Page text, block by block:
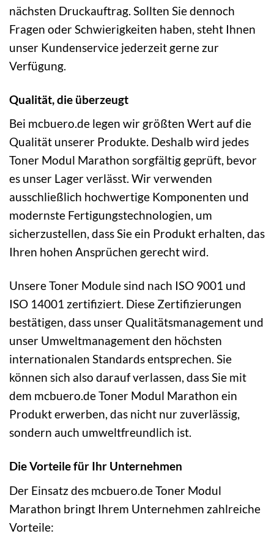
nächsten Druckauftrag. Sollten Sie dennoch
Fragen oder Schwierigkeiten haben, steht Ihnen
unser Kundenservice jederzeit gerne zur
Verfügung.
Qualität, die überzeugt
Bei mcbuero.de legen wir größten Wert auf die
Qualität unserer Produkte. Deshalb wird jedes
Toner Modul Marathon sorgfältig geprüft, bevor
es unser Lager verlässt. Wir verwenden
ausschließlich hochwertige Komponenten und
modernste Fertigungstechnologien, um
sicherzustellen, dass Sie ein Produkt erhalten, das
Ihren hohen Ansprüchen gerecht wird.
Unsere Toner Module sind nach ISO 9001 und
ISO 14001 zertifiziert. Diese Zertifizierungen
bestätigen, dass unser Qualitätsmanagement und
unser Umweltmanagement den höchsten
internationalen Standards entsprechen. Sie
können sich also darauf verlassen, dass Sie mit
dem mcbuero.de Toner Modul Marathon ein
Produkt erwerben, das nicht nur zuverlässig,
sondern auch umweltfreundlich ist.
Die Vorteile für Ihr Unternehmen
Der Einsatz des mcbuero.de Toner Modul
Marathon bringt Ihrem Unternehmen zahlreiche
Vorteile: